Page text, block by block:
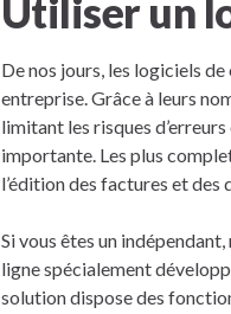
Utiliser un
De nos jours, les logiciels
entreprise. Grâce à leurs
limitant les risques
importante. Les plus
l’édition des factures et des
Si vous êtes un
ligne spécialement
solution dispose des